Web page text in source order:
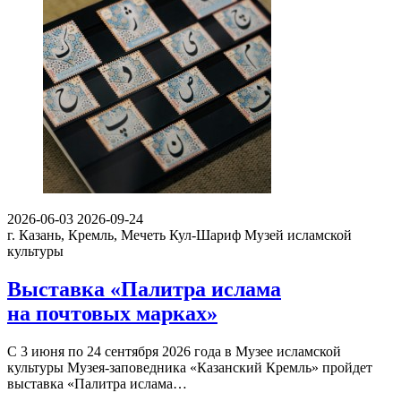
2026-06-03 2026-09-24
г. Казань, Кремль, Мечеть Кул-Шариф Музей исламской
культуры
Выставка «Палитра ислама
на почтовых марках»
С 3 июня по 24 сентября 2026 года в Музее исламской
культуры Музея-заповедника «Казанский Кремль» пройдет
выставка «Палитра ислама…